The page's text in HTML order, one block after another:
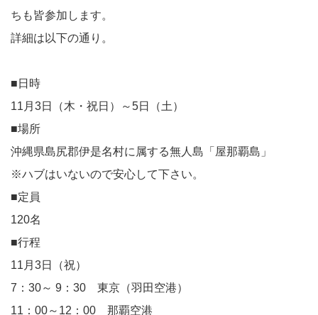
ちも皆参加します。
詳細は以下の通り。
■日時
11月3日（木・祝日）～5日（土）
■場所
沖縄県島尻郡伊是名村に属する無人島「屋那覇島」
※ハブはいないので安心して下さい。
■定員
120名
■行程
11月3日（祝）
7：30～ 9：30 東京（羽田空港）
11：00～12：00 那覇空港